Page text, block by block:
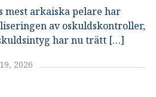
mest arkaiska pelare har
av oskuldskontroller,
har nu trätt […]
2026